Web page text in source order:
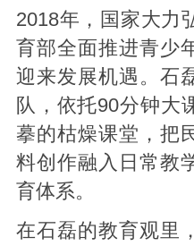
2018年，国家大力
育部全面推进青少
迎来发展机遇。石
队，依托90分钟大
摹的枯燥课堂，把
料创作融入日常教
育体系。
在石磊的教育观里